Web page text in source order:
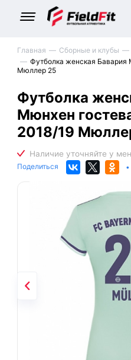
Главная Сборные и клубы
Футболка женская Бавария
Мюллер 25
Футболка
Мюнхен
2018/19
Поделиться •